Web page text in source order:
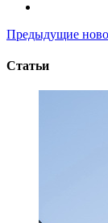
Предыдущие
Статьи